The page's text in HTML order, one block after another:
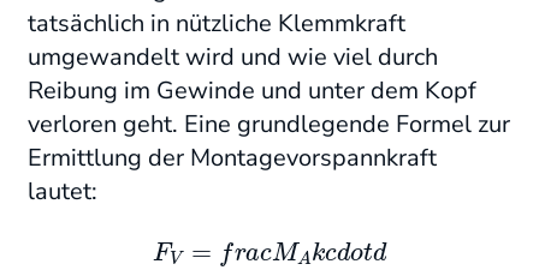
tatsächlich in nützliche Klemmkraft
umgewandelt wird und wie viel durch
Reibung im Gewinde und unter dem Kopf
verloren geht. Eine grundlegende Formel zur
Ermittlung der Montagevorspannkraft
lautet:
FV=f racMAkcdotd